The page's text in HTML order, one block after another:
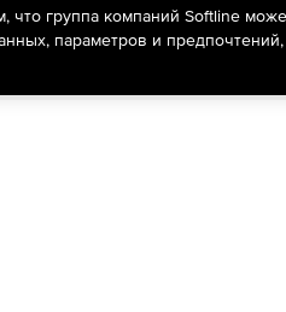
технологии
находящихся на
что группа компаний Softline
параметров и предпочтений,